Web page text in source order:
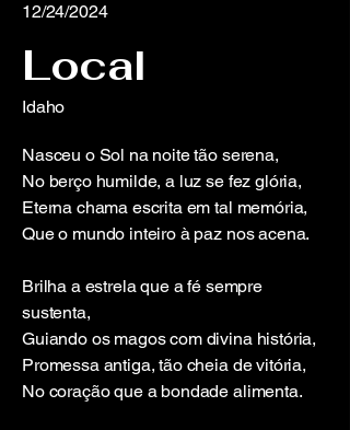
12/24/2024
Local
Idaho
Nasceu o Sol na noite tão serena,
No berço humilde, a luz se fez glória,
Eterna chama escrita em tal memória,
Que o mundo inteiro à paz nos acena.
Brilha a estrela que a fé sempre
sustenta,
Guiando os magos com divina história,
Promessa antiga, tão cheia de vitória,
No coração que a bondade alimenta.